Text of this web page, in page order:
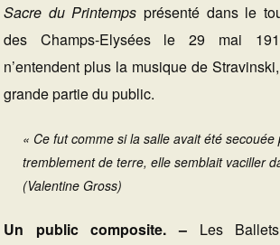
Sacre du Printemps présenté dans le
des Champs-Elysées le 29 mai
n’entendent plus la musique de
grande partie du public.
« Ce fut comme si la salle avait été secouée
tremblement de terre, elle semblait vaciller
(Valentine Gross)
Un public composite. –Les